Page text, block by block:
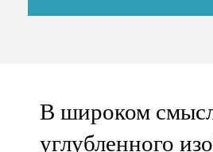
В широком
углубленного